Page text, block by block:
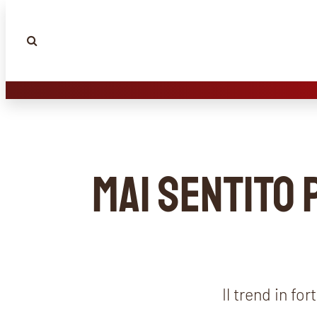
MAI SENTITO
Il trend in